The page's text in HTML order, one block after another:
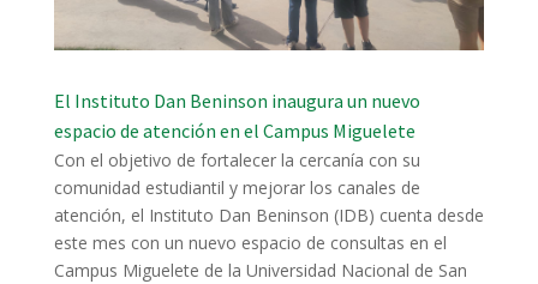
El Instituto Dan Beninson inaugura un nuevo
espacio de atención en el Campus Miguelete
Con el objetivo de fortalecer la cercanía con su
comunidad estudiantil y mejorar los canales de
atención, el Instituto Dan Beninson (IDB) cuenta desde
este mes con un nuevo espacio de consultas en el
Campus Miguelete de la Universidad Nacional de San